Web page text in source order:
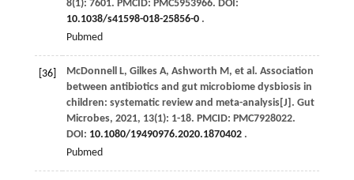
8(1): 7601. PMCID: PMC5953966. DOI:
10.1038/s41598-018-25856-0.
Pubmed
[36] McDonnell L, Gilkes A, Ashworth M, et al. Association
between antibiotics and gut microbiome dysbiosis in
children: systematic review and meta-analysis[J]. Gut
Microbes, 2021, 13(1): 1-18. PMCID: PMC7928022.
DOI: 10.1080/19490976.2020.1870402.
Pubmed